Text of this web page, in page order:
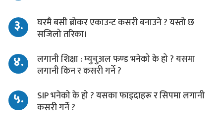
३.
घरमै बसी ब्रोकर एकाउन्ट कसरी बनाउने ? यस्तो छ
सजिलो तरिका।
४.
लगानी शिक्षा : म्युचुअल फण्ड भनेको के हो ? यसमा
लगानी किन र कसरी गर्ने ?
५.
SIP भनेको के हो ? यसका फाइदाहरू र सिपमा लगानी
कसरी गर्ने ?